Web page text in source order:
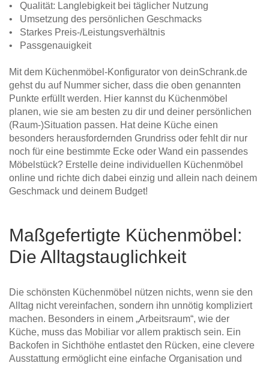
• Qualität: Langlebigkeit bei täglicher Nutzung
• Umsetzung des persönlichen Geschmacks
• Starkes Preis-/Leistungsverhältnis
• Passgenauigkeit
Mit dem Küchenmöbel-Konfigurator von deinSchrank.de
gehst du auf Nummer sicher, dass die oben genannten
Punkte erfüllt werden. Hier kannst du Küchenmöbel
planen, wie sie am besten zu dir und deiner persönlichen
(Raum-)Situation passen. Hat deine Küche einen
besonders herausfordernden Grundriss oder fehlt dir nur
noch für eine bestimmte Ecke oder Wand ein passendes
Möbelstück? Erstelle deine individuellen Küchenmöbel
online und richte dich dabei einzig und allein nach deinem
Geschmack und deinem Budget!
Maßgefertigte Küchenmöbel:
Die Alltagstauglichkeit
Die schönsten Küchenmöbel nützen nichts, wenn sie den
Alltag nicht vereinfachen, sondern ihn unnötig kompliziert
machen. Besonders in einem „Arbeitsraum“, wie der
Küche, muss das Mobiliar vor allem praktisch sein. Ein
Backofen in Sichthöhe entlastet den Rücken, eine clevere
Ausstattung ermöglicht eine einfache Organisation und